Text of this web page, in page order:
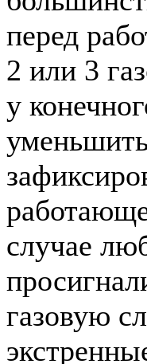
перед
2 или 3
у
случае
газовую